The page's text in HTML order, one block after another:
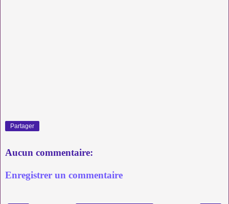
Partager
Aucun commentaire:
Enregistrer un commentaire